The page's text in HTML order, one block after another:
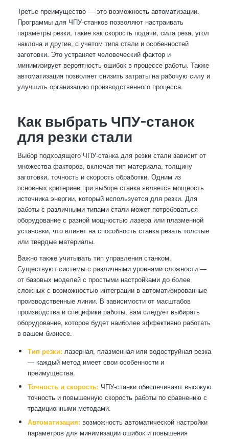
Третье преимущество — это возможность автоматизации.
Программы для ЧПУ-станков позволяют настраивать
параметры резки, такие как скорость подачи, сила реза, угол
наклона и другие, с учетом типа стали и особенностей
заготовки. Это устраняет человеческий фактор и
минимизирует вероятность ошибок в процессе работы. Также
автоматизация позволяет снизить затраты на рабочую силу и
улучшить организацию производственного процесса.
Как выбрать ЧПУ-станок
для резки стали
Выбор подходящего ЧПУ-станка для резки стали зависит от
множества факторов, включая тип материала, толщину
заготовки, точность и скорость обработки. Одним из
основных критериев при выборе станка является мощность
источника энергии, который используется для резки. Для
работы с различными типами стали может потребоваться
оборудование с разной мощностью лазера или плазменной
установки, что влияет на способность станка резать толстые
или твердые материалы.
Важно также учитывать тип управления станком.
Существуют системы с различными уровнями сложности —
от базовых моделей с простыми настройками до более
сложных с возможностью интеграции в автоматизированные
производственные линии. В зависимости от масштабов
производства и специфики работы, вам следует выбирать
оборудование, которое будет наиболее эффективно работать
в вашем бизнесе.
Тип резки:лазерная, плазменная или водоструйная резка
— каждый метод имеет свои особенности и
преимущества.
Точность и скорость:ЧПУ-станки обеспечивают высокую
точность и повышенную скорость работы по сравнению с
традиционными методами.
Автоматизация:возможность автоматической настройки
параметров для минимизации ошибок и повышения